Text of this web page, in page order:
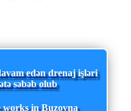
edən drenaj işləri
səbəb olub
in Buzovna